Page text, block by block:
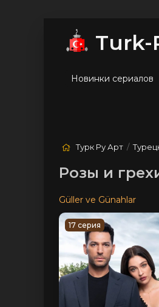
Turk-
Новинки сериалов
Турк Ру Арт /
Розы и
Güller ve Günahlar
17 серия